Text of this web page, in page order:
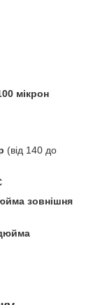
мікрон
(від 140 до
зовнішня